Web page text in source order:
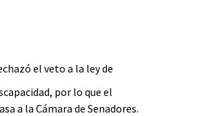
el veto a la ley de
por lo que el
a la Cámara de Senadores.